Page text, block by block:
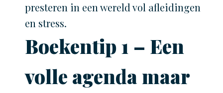
presteren in een wereld vol afleidingen
en stress.
Boekentip 1 – Een
volle agenda maar